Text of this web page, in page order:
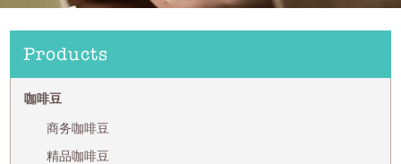
Products
咖啡豆
商务咖啡豆
精品咖啡豆